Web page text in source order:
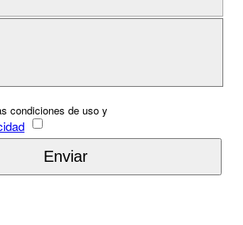
condiciones de uso y